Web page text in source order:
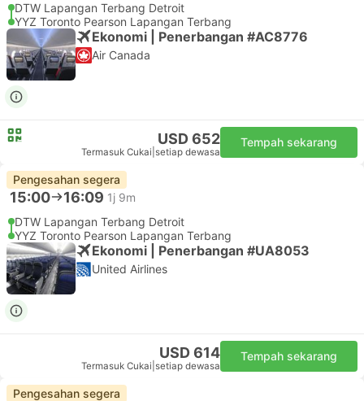
DTW Lapangan Terbang Detroit
YYZ Toronto Pearson Lapangan Terbang
Ekonomi | Penerbangan #AC8776
Air Canada
USD 652
Termasuk Cukai setiap dewasa
Tempah sekarang
Pengesahan segera
15:00 16:09 1j 9m
DTW Lapangan Terbang Detroit
YYZ Toronto Pearson Lapangan Terbang
Ekonomi | Penerbangan #UA8053
United Airlines
USD 614
Termasuk Cukai setiap dewasa
Tempah sekarang
Pengesahan segera